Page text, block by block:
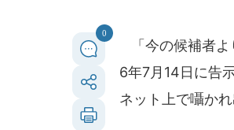
0
「今の候補者
6年7月14日に告
ネット上で囁かれ